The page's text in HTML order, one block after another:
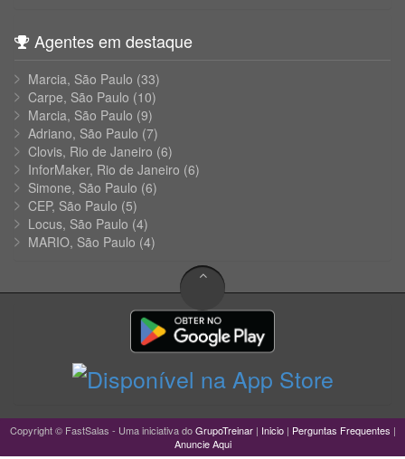
Agentes em destaque
Marcia, São Paulo (33)
Carpe, São Paulo (10)
Marcia, São Paulo (9)
Adriano, São Paulo (7)
Clovis, Rio de Janeiro (6)
InforMaker, Rio de Janeiro (6)
Simone, São Paulo (6)
CEP, São Paulo (5)
Locus, São Paulo (4)
MARIO, São Paulo (4)
Copyright © FastSalas - Uma iniciativa doGrupoTreinar| Inicio| Perguntas Frequentes |
Anuncie Aqui